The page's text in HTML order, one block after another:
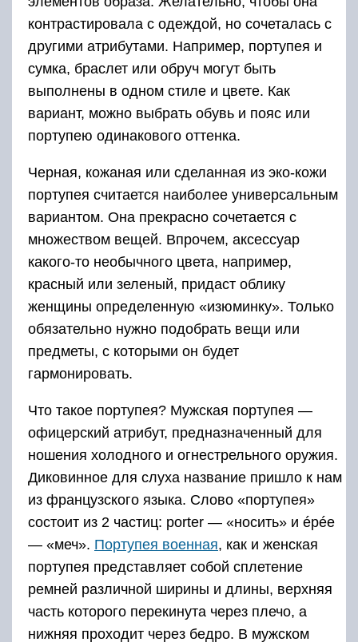
контрастировала с одеждой, но сочеталась с
другими атрибутами. Например, портупея и
сумка, браслет или обруч могут быть
выполнены в одном стиле и цвете. Как
вариант, можно выбрать обувь и пояс или
портупею одинакового оттенка.
Черная, кожаная или сделанная из эко-кожи
портупея считается наиболее универсальным
вариантом. Она прекрасно сочетается с
множеством вещей. Впрочем, аксессуар
какого-то необычного цвета, например,
красный или зеленый, придаст облику
женщины определенную «изюминку». Только
обязательно нужно подобрать вещи или
предметы, с которыми он будет
гармонировать.
Что такое портупея? Мужская портупея —
офицерский атрибут, предназначенный для
ношения холодного и огнестрельного оружия.
Диковинное для слуха название пришло к нам
из французского языка. Слово «портупея»
состоит из 2 частиц: porter — «носить» и épée
— «меч». Портупея военная, как и женская
портупея представляет собой сплетение
ремней различной ширины и длины, верхняя
часть которого перекинута через плечо, а
нижняя проходит через бедро. В мужском